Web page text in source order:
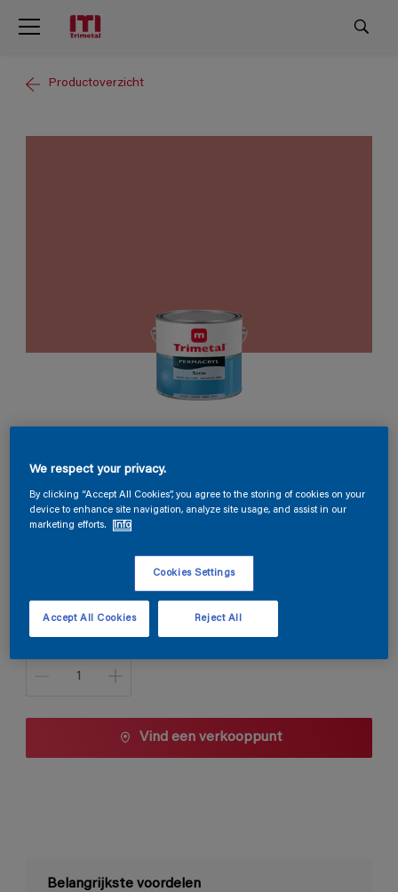
Productoverzicht
Permacryl Satin
B9.25.54
Kleur wijzigen
Verpakkingsgrootte
Aantal
Vind een verkooppunt
Belangrijkste voordelen
We respect your privacy.
By clicking “Accept All Cookies”, you agree to the storing of cookies on your
device to enhance site navigation, analyze site usage, and assist in our
marketing efforts.
Info
Cookies Settings
Reject All
Accept All Cookies